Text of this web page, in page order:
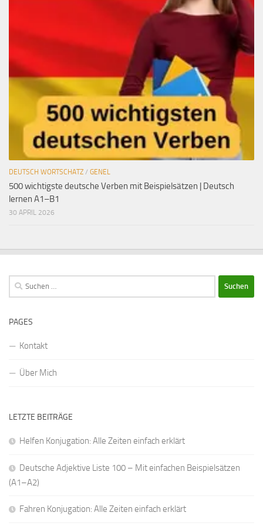
DEUTSCH WORTSCHATZ / GENEL
500 wichtigste deutsche Verben mit Beispielsätzen | Deutsch
lernen A1–B1
30 APRIL 2026
Suchen
nach:
PAGES
Kontakt
Über Mich
LETZTE BEITRÄGE
Helfen Konjugation: Alle Zeiten einfach erklärt
Deutsche Adjektive Liste 100 – Mit einfachen Beispielsätzen
(A1–A2)
Fahren Konjugation: Alle Zeiten einfach erklärt